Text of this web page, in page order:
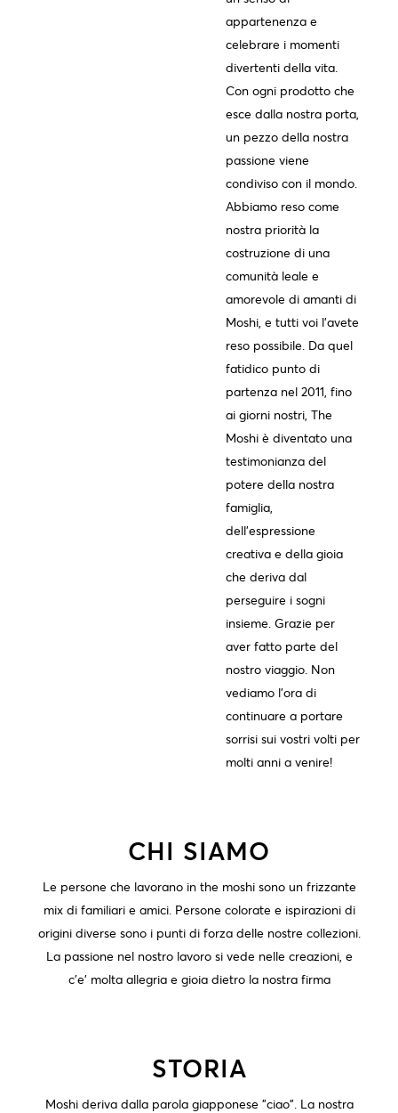
appartenenza e
celebrare i momenti
divertenti della vita.
Con ogni prodotto che
esce dalla nostra porta,
un pezzo della nostra
passione viene
condiviso con il mondo.
Abbiamo reso come
nostra priorità la
costruzione di una
comunità leale e
amorevole di amanti di
Moshi, e tutti voi l'avete
reso possibile. Da quel
fatidico punto di
partenza nel 2011, fino
ai giorni nostri, The
Moshi è diventato una
testimonianza del
potere della nostra
famiglia,
dell'espressione
creativa e della gioia
che deriva dal
perseguire i sogni
insieme. Grazie per
aver fatto parte del
nostro viaggio. Non
vediamo l'ora di
continuare a portare
sorrisi sui vostri volti per
molti anni a venire!
CHI SIAMO
Le persone che lavorano in the moshi sono un frizzante
mix di familiari e amici. Persone colorate e ispirazioni di
origini diverse sono i punti di forza delle nostre collezioni.
La passione nel nostro lavoro si vede nelle creazioni, e
c’e’ molta allegria e gioia dietro la nostra firma
STORIA
Moshi deriva dalla parola giapponese "ciao". La nostra